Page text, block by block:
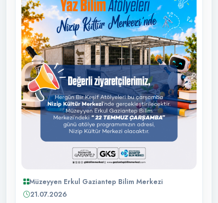
Müzeyyen Erkul Gaziantep Bilim Merkezi
21.07.2026